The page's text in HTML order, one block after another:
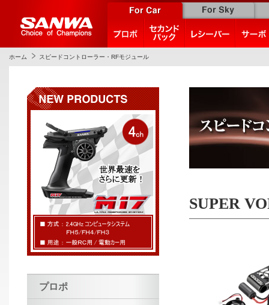
ホーム スピードコントローラー・RFモジュール
プロポ
SUPER